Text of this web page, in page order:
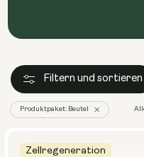
Filtern und sortieren
Produktpaket: Beutel
Filter
entfernen
Zellregeneration